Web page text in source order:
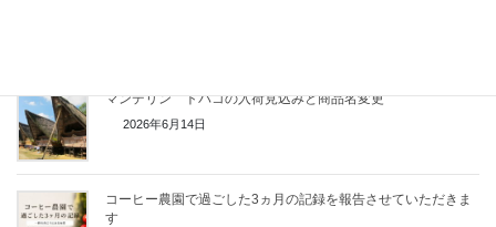
マンデリン トバコの入荷見込みと商品名変更
2026年6月14日
コーヒー農園で過ごした3ヵ月の記録を報告させていただきま
す